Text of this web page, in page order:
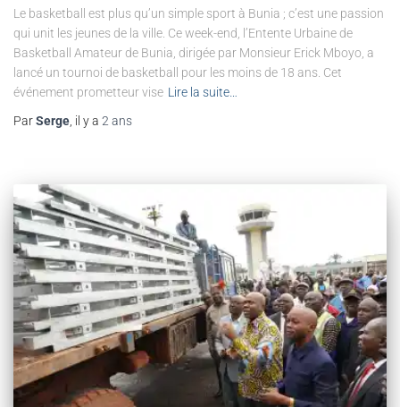
Le basketball est plus qu’un simple sport à Bunia ; c’est une passion
qui unit les jeunes de la ville. Ce week-end, l’Entente Urbaine de
Basketball Amateur de Bunia, dirigée par Monsieur Erick Mboyo, a
lancé un tournoi de basketball pour les moins de 18 ans. Cet
événement prometteur vise Lire la suite…
ParSerge , il y a 2 ans